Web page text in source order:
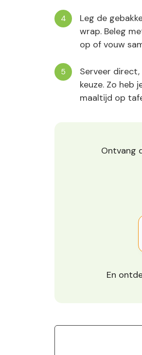
Leg de
wrap. Beleg
op of vouw
Serveer
keuze. Zo heb
maaltijd op
Ontvang
En